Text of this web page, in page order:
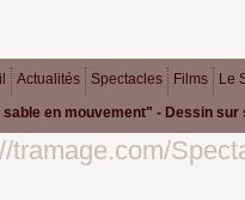
Actualités Spectacles Films
Le
en mouvement" - Dessin sur
tramage.com/